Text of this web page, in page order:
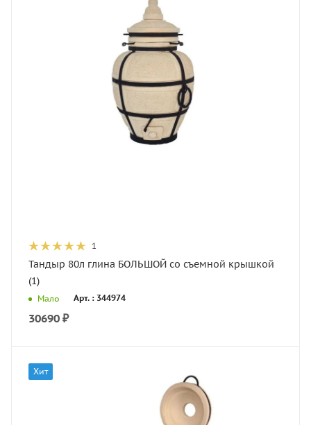
1
Тандыр 80л глина БОЛЬШОЙ со съемной крышкой
(1)
Мало Арт. : 344974
30690 ₽
Хит